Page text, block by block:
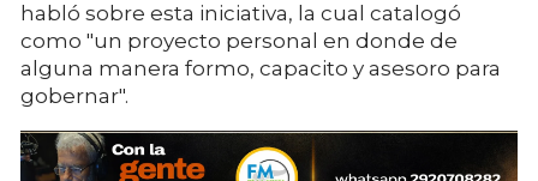
habló sobre esta iniciativa, la cual catalogó
como "un proyecto personal en donde de
alguna manera formo, capacito y asesoro para
gobernar".